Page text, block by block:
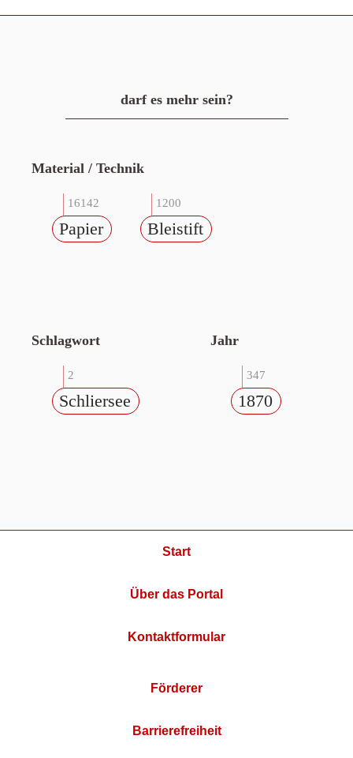
darf es mehr sein?
Material / Technik
16142
Papier
1200
Bleistift
Schlagwort
2
Schliersee
Jahr
347
1870
Start
Über das Portal
Kontaktformular
Förderer
Barrierefreiheit